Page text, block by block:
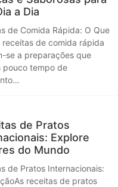
a Dia
de Comida Rápida: O Que
receitas de comida rápida
se a preparações que
pouco tempo de
de Pratos
Explore
do Mundo
de Pratos Internacionais:
receitas de pratos